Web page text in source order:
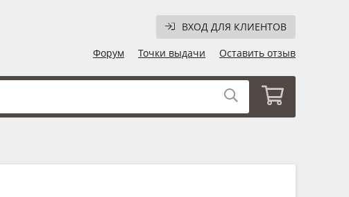
ВХОД ДЛЯ КЛИЕНТОВ
Форум
Точки выдачи Оставить отзыв